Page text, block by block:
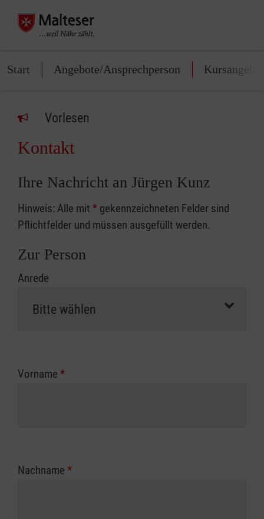
Start Angebote/Ansprechperson Kursangebot
Vorlesen
Kontakt
Ihre Nachricht an Jürgen Kunz
Hinweis: Alle mit * gekennzeichneten Felder sind
Pflichtfelder und müssen ausgefüllt werden.
Zur Person
Anrede
Vorname *
Nachname *